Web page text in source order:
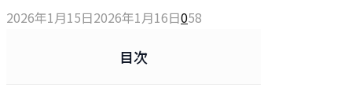
2026年1月15日2026年1月16日058
目次